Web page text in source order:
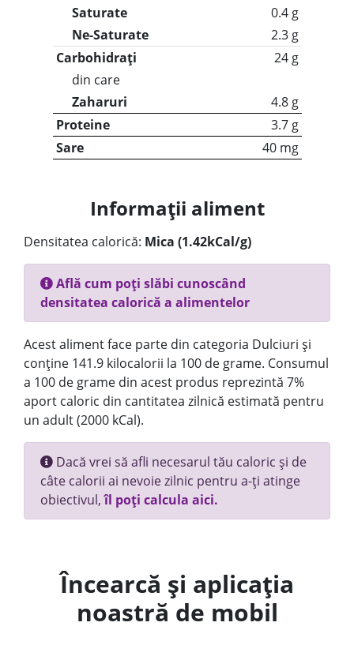
Saturate
0.4 g
Ne-Saturate
2.3 g
Carbohidrați
24 g
din care
Zaharuri
4.8 g
Proteine
3.7 g
Sare
40 mg
Informații aliment
Densitatea calorică: Mica (1.42kCal/g)
Află cum poți slăbi cunoscând
densitatea calorică a alimentelor
Acest aliment face parte din categoria Dulciuri și
conține 141.9 kilocalorii la 100 de grame. Consumul
a 100 de grame din acest produs reprezintă 7%
aport caloric din cantitatea zilnică estimată pentru
un adult (2000 kCal).
Dacă vrei să afli necesarul tău caloric și de
câte calorii ai nevoie zilnic pentru a-ți atinge
obiectivul,îl poți calcula aici.
Încearcă și aplicația
noastră de mobil